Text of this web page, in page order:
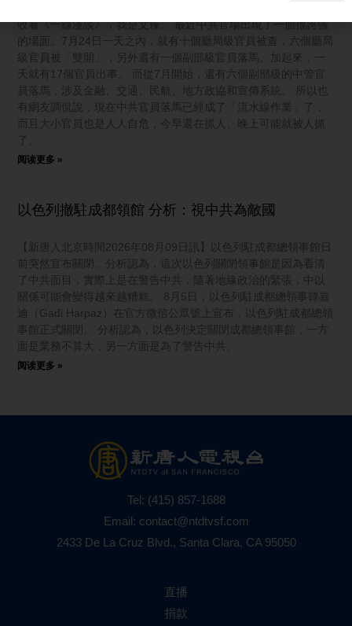
收看《一線漫談》，我是文臻。 最近中共官場出現了一個很誇張
的場面。7月24日一天之內，就有十個廳局級官員被查，六個廳局
級官員被「雙開」，另外還有一個副部級官員落馬。加起來，一
天就有17個官員出事。 而從7月開始，還有六個副部級的中管官
員落馬，涉及金融、交通、民航、地方政協和宣傳系統。 所以也
有網友調侃說，現在中共官員落馬已經成了「流水線作業」了，
而且大小官員也是人人自危，今早還在抓人、晚上可能就被人抓
了。
阅读更多 »
以色列撤駐成都領館 分析：視中共為敵國
【新唐人北京時間2026年08月09日訊】以色列駐成都總領事館日
前突然宣布關閉。分析認為，這次以色列關閉領事館是因為看清
了中共面目，實際上是在警告中共，隨著地緣政治的緊張，中以
關係可能會變得越來越糟糕。 8月5日，以色列駐成都總領事韓嘉
迪（Gadi Harpaz）在官方微信公眾號上宣布，以色列駐成都總領
事館正式關閉。 分析認為，以色列決定關閉成都總領事館，一方
面是業務不算大，另一方面是為了警告中共。
阅读更多 »
Tel: (415) 857-1688
Email: contact@ntdtvsf.com
2433 De La Cruz Blvd., Santa Clara, CA 95050
直播
捐款